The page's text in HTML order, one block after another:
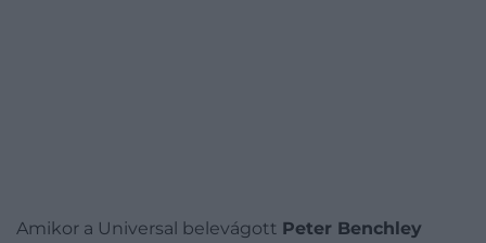
Amikor a Universal belevágott Peter Benchley